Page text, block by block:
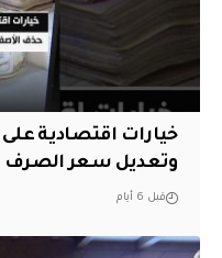
خيارات اقتصادية
وتعديل سعر الصرف
قبل 6 أيام